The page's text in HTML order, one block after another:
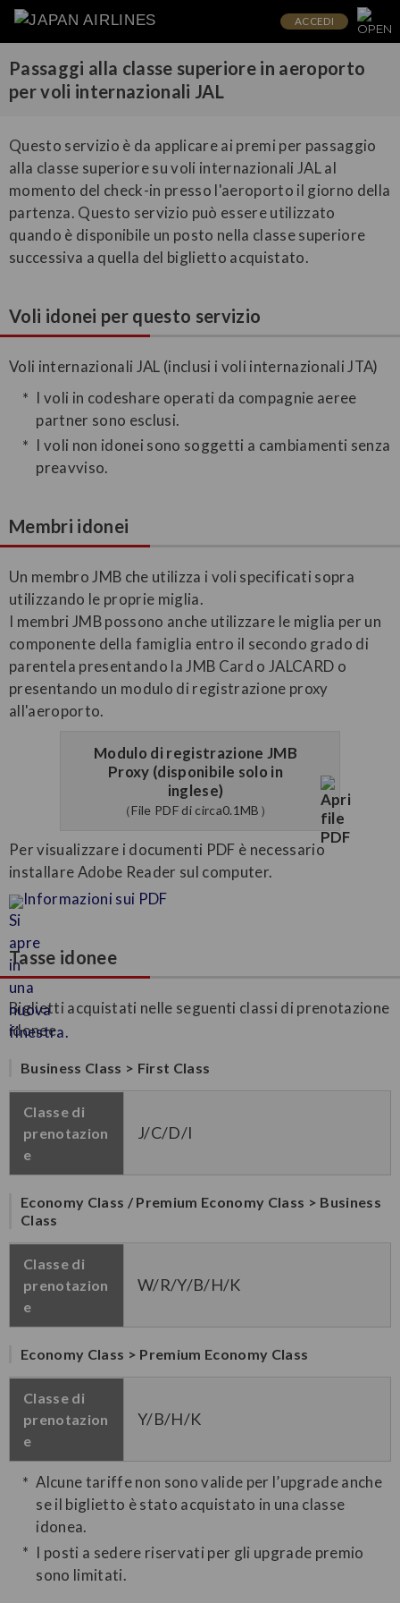
ACCEDI
Passaggi alla classe superiore in aeroporto
per voli internazionali JAL
Questo servizio è da applicare ai premi per passaggio
alla classe superiore su voli internazionali JAL al
momento del check-in presso l'aeroporto il giorno della
partenza. Questo servizio può essere utilizzato
quando è disponibile un posto nella classe superiore
successiva a quella del biglietto acquistato.
Voli idonei per questo servizio
Voli internazionali JAL (inclusi i voli internazionali JTA)
I voli in codeshare operati da compagnie aeree
partner sono esclusi.
I voli non idonei sono soggetti a cambiamenti senza
preavviso.
Membri idonei
Un membro JMB che utilizza i voli specificati sopra
utilizzando le proprie miglia.
I membri JMB possono anche utilizzare le miglia per un
componente della famiglia entro il secondo grado di
parentela presentando la JMB Card o JALCARD o
presentando un modulo di registrazione proxy
all'aeroporto.
Modulo di registrazione JMB
Proxy (disponibile solo in
inglese)
（File PDF di circa0.1MB）
Per visualizzare i documenti PDF è necessario
installare Adobe Reader sul computer.
Informazioni sui PDF
Tasse idonee
Biglietti acquistati nelle seguenti classi di prenotazione
idonee
Business Class > First Class
Classe di
prenotazion
e
J/C/D/I
Economy Class / Premium Economy Class > Business
Class
Classe di
prenotazion
e
W/R/Y/B/H/K
Economy Class > Premium Economy Class
Classe di
prenotazion
e
Y/B/H/K
Alcune tariffe non sono valide per l’upgrade anche
se il biglietto è stato acquistato in una classe
idonea.
I posti a sedere riservati per gli upgrade premio
sono limitati.